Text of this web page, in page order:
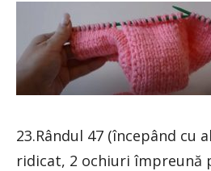
23.Rândul 47 (începând cu
ridicat, 2 ochiuri împreună